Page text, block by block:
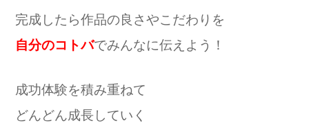
完成したら作品の良さやこだわりを
自分のコトバでみんなに伝えよう！
成功体験を積み重ねて
どんどん成長していく